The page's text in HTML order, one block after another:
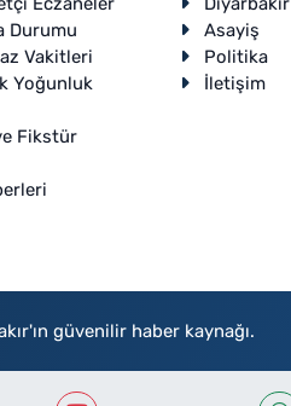
Durumu
Vakitleri
Yoğunluk
Fikstür
Asayiş
Politika
İletişim
güvenilir haber kaynağı.